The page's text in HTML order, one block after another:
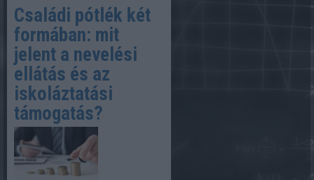
Családi pótlék két
formában: mit
jelent a nevelési
ellátás és az
iskoláztatási
támogatás?